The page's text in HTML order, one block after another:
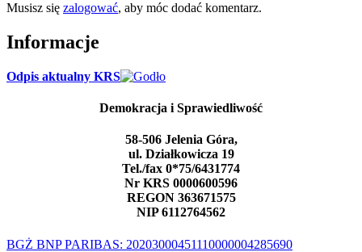
Musisz się zalogować, aby móc dodać komentarz.
Informacje
Odpis aktualny KRS
Demokracja i Sprawiedliwość
58-506 Jelenia Góra,
ul. Działkowicza 19
Tel./fax 0*75/6431774
Nr KRS 0000600596
REGON 363671575
NIP 6112764562
BGŻ BNP PARIBAS: 20203000451110000004285690